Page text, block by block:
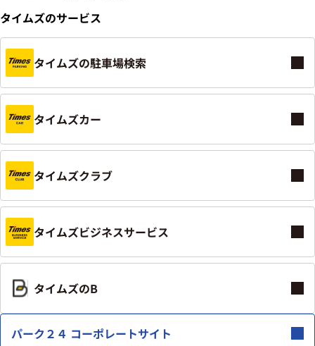
タイムズのサービス
タイムズの駐車場検索
タイムズカー
タイムズクラブ
タイムズビジネスサービス
タイムズのB
パーク２４ コーポレートサイト